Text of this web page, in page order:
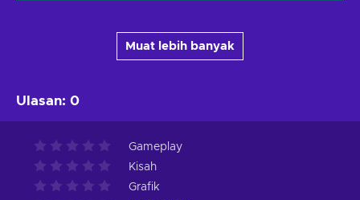
Muat lebih banyak
Ulasan: 0
Gameplay
Kisah
Grafik